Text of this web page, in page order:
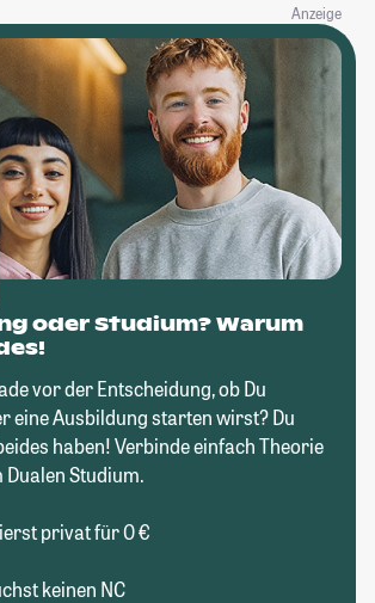
Anzeige
oder Studium? Warum
vor der Entscheidung, ob Du
eine Ausbildung starten wirst? Du
haben! Verbinde einfach Theorie
Studium.
privat für 0 €
keinen NC